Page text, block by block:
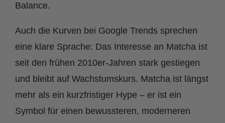
Balance.
Auch die Kurven bei Google Trends sprechen
eine klare Sprache: Das Interesse an Matcha ist
seit den frühen 2010er-Jahren stark gestiegen
und bleibt auf Wachstumskurs. Matcha ist längst
mehr als ein kurzfristiger Hype – er ist ein
Symbol für einen bewussteren, moderneren